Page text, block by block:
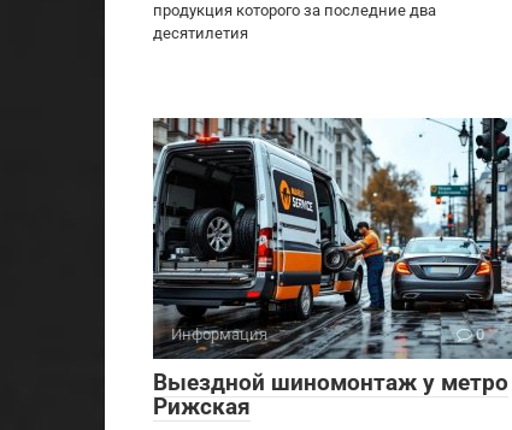
продукция которого за последние два
десятилетия
Информация 0
Выездной шиномонтаж у метро
Рижская